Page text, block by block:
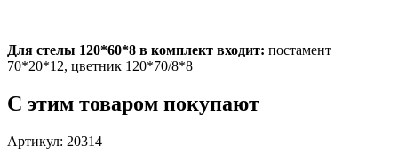
Для стелы 120*60*8 в комплект входит: постамент
70*20*12, цветник 120*70/8*8
С этим товаром покупают
Артикул: 20314